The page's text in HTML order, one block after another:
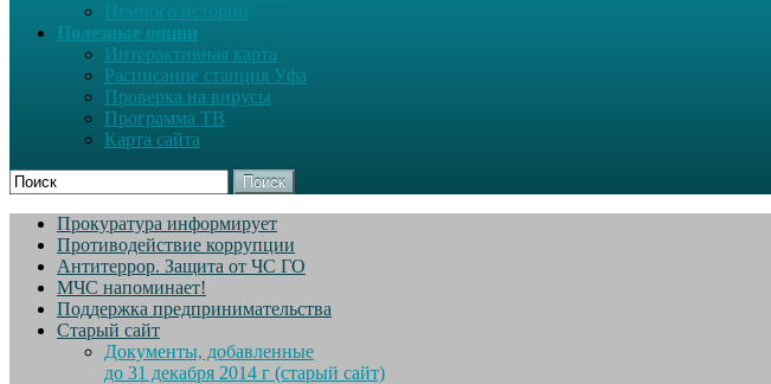
Немного истории
Полезные опции
Интерактивная карта
Расписание станция Уфа
Проверка на вирусы
Программа ТВ
Карта сайта
Поиск
Прокуратура информирует
Противодействие коррупции
Антитеррор. Защита от ЧС ГО
МЧС напоминает!
Поддержка предпринимательства
Старый сайт
Документы, добавленные
до 31 декабря 2014 г (старый сайт)